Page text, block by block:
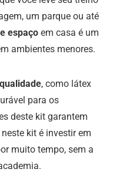
um parque ou até
espaço em casa é um
ambientes menores.
, como látex
para os
deste kit garantem
kit é investir em
muito tempo, sem a